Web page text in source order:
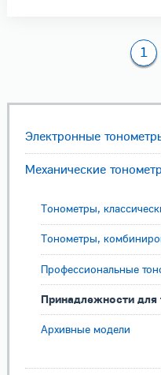
Электронные
Механические
Тонометры,
Тонометры,
Профессиональные
Принадлежности для
Архивные модели
1